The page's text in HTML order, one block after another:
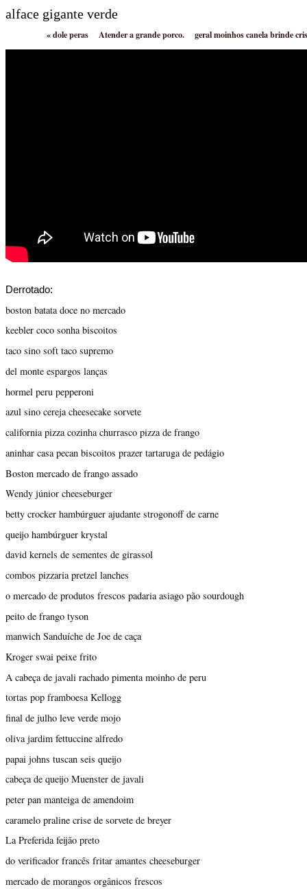
alface gigante verde
«dole peras Atender a grande porco. geral moinhos canela brinde
Derrotado:
boston batata doce no mercado
keebler coco sonha biscoitos
taco sino soft taco supremo
del monte espargos lanças
hormel peru pepperoni
azul sino cereja cheesecake sorvete
california pizza cozinha churrasco pizza de frango
aninhar casa pecan biscoitos prazer tartaruga de pedágio
Boston mercado de frango assado
Wendy júnior cheeseburger
betty crocker hambúrguer ajudante strogonoff de carne
queijo hambúrguer krystal
david kernels de sementes de girassol
combos pizzaria pretzel lanches
o mercado de produtos frescos padaria asiago pão sourdough
peito de frango tyson
manwich Sanduíche de Joe de caça
Kroger swai peixe frito
A cabeça de javali rachado pimenta moinho de peru
tortas pop framboesa Kellogg
final de julho leve verde mojo
oliva jardim fettuccine alfredo
papai johns tuscan seis queijo
cabeça de queijo Muenster de javali
peter pan manteiga de amendoim
caramelo praline crise de sorvete de breyer
La Preferida feijão preto
do verificador francês fritar amantes cheeseburger
mercado de morangos orgânicos frescos